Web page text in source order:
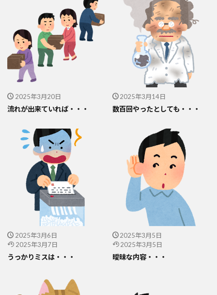
2025年3月20日
流れが出来ていれば・・・
2025年3月14日
数百回やったとしても・・・
2025年3月6日
2025年3月7日
うっかりミスは・・・
2025年3月5日
2025年3月5日
曖昧な内容・・・